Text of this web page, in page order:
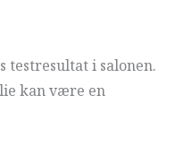
testresultat i salonen.
kan være en